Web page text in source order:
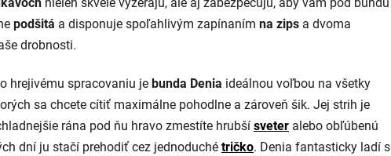
podšitá a disponuje spoľahlivým zapínaním na zips a dvoma
drobnosti.
hrejivému spracovaniu je bunda Denia ideálnou voľbou na všetky
sa chcete cítiť maximálne pohodlne a zároveň šik. Jej strih je
rána pod ňu hravo zmestíte hrubší sveter alebo obľúbenú
dní ju stačí prehodiť cez jednoduché tričko. Denia fantasticky ladí s